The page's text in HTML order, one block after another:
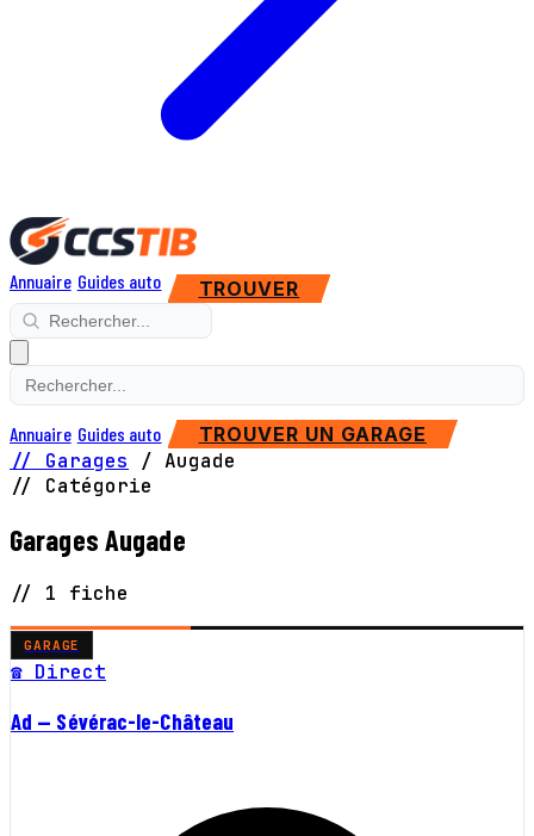
Annuaire Guides auto TROUVER
Annuaire Guides auto TROUVER UN GARAGE
// Garages / Augade
// Catégorie
Garages Augade
// 1 fiche
GARAGE
☎ Direct
Ad — Sévérac-le-Château